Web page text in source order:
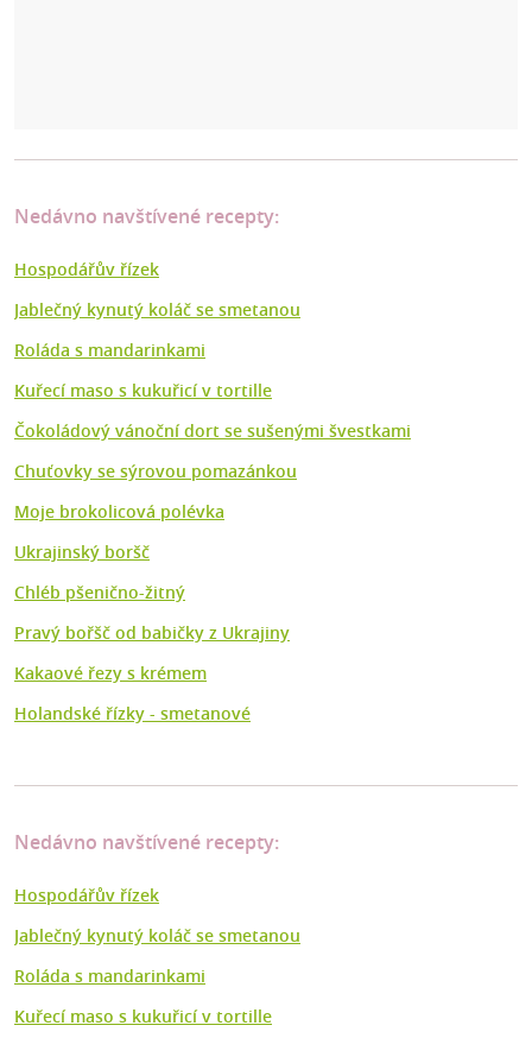
Nedávno navštívené recepty:
Hospodářův řízek
Jablečný kynutý koláč se smetanou
Roláda s mandarinkami
Kuřecí maso s kukuřicí v tortille
Čokoládový vánoční dort se sušenými švestkami
Chuťovky se sýrovou pomazánkou
Moje brokolicová polévka
Ukrajinský boršč
Chléb pšenično-žitný
Pravý bořšč od babičky z Ukrajiny
Kakaové řezy s krémem
Holandské řízky - smetanové
Nedávno navštívené recepty:
Hospodářův řízek
Jablečný kynutý koláč se smetanou
Roláda s mandarinkami
Kuřecí maso s kukuřicí v tortille